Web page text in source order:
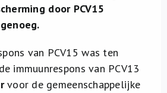
door PCV15
van PCV15 was ten
immuunrespons van PCV13
voor de gemeenschappelijke